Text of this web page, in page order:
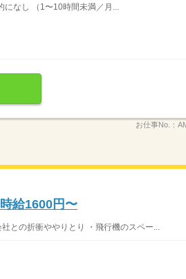
なし （1〜10時間未満／月...
お仕事No.：
給1600円〜
との折衝ややりとり ・飛行機のスペー...